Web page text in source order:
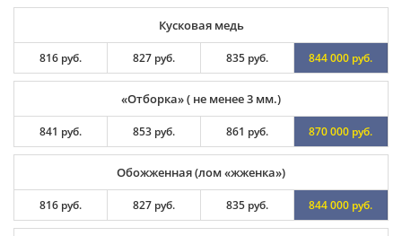
Кусковая медь
816 руб. 827 руб. 835 руб. 844 000 руб.
«Отборка» ( не менее 3 мм.)
841 руб. 853 руб. 861 руб. 870 000 руб.
Обожженная (лом «жженка»)
816 руб. 827 руб. 835 руб. 844 000 руб.